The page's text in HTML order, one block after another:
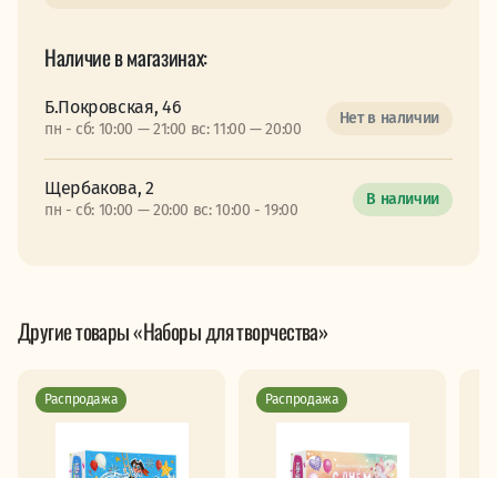
Наличие в магазинах:
Б.Покровская, 46
пн - сб: 10:00 — 21:00 вс: 11:00 — 20:00
Нет в наличии
Щербакова, 2
пн - сб: 10:00 — 20:00 вс: 10:00 - 19:00
В наличии
Другие товары «Наборы для творчества»
Распродажа Распродажа